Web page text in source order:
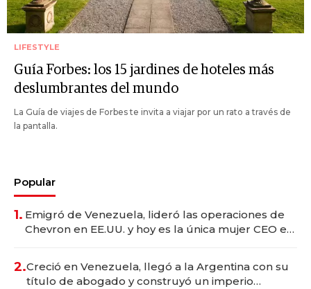
LIFESTYLE
Guía Forbes: los 15 jardines de hoteles más
deslumbrantes del mundo
La Guía de viajes de Forbes te invita a viajar por un rato a través de
la pantalla.
Popular
1. Emigró de Venezuela, lideró las operaciones de
Chevron en EE.UU. y hoy es la única mujer CEO en
2.Creció en Venezuela, llegó a la Argentina con su
título de abogado y construyó un imperio